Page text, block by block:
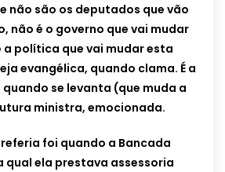
não são os deputados que vão
não é o governo que vai mudar
a política que vai mudar esta
evangélica, quando clama. É a
se levanta (que muda a
ministra, emocionada.
referia foi quando a Bancada
qual ela prestava assessoria